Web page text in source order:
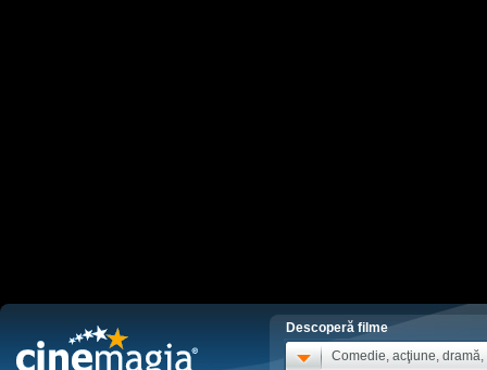
Descoperă filme
Comedie, acţiune, dramă,